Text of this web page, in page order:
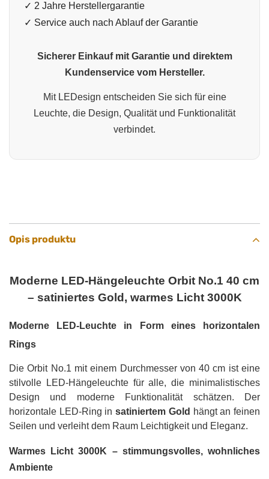
✓ 2 Jahre Herstellergarantie
✓ Service auch nach Ablauf der Garantie
Sicherer Einkauf mit Garantie und direktem
Kundenservice vom Hersteller.
Mit LEDesign entscheiden Sie sich für eine
Leuchte, die Design, Qualität und Funktionalität
verbindet.
Opis produktu
Moderne LED-Hängeleuchte Orbit No.1 40 cm
– satiniertes Gold, warmes Licht 3000K
Moderne LED-Leuchte in Form eines horizontalen
Rings
Die Orbit No.1 mit einem Durchmesser von 40 cm ist eine
stilvolle LED-Hängeleuchte für alle, die minimalistisches
Design und moderne Funktionalität schätzen. Der
horizontale LED-Ring insatiniertem Gold hängt an feinen
Seilen und verleiht dem Raum Leichtigkeit und Eleganz.
Warmes Licht 3000K – stimmungsvolles, wohnliches
Ambiente